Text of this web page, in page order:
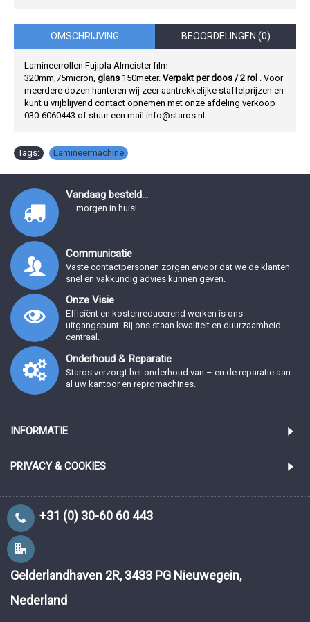
OMSCHRIJVING BEOORDELINGEN (0)
Lamineerrollen Fujipla Almeister film
320mm,75micron, glans 150meter. Verpakt per doos / 2 rol . Voor
meerdere dozen hanteren wij zeer aantrekkelijke staffelprijzen en
kunt u vrijblijvend contact opnemen met onze afdeling verkoop
030-6060443 of stuur een mail info@staros.nl
Tags: Lamineermachine
Vandaag besteld...
… morgen in huis!
Communicatie
Vaste contactpersonen zorgen ervoor dat we de klanten
snel en vakkundig advies kunnen geven.
Onze Visie
Efficiënt en kostenreducerend werken is ons
uitgangspunt. Bij ons staan kwaliteit en duurzaamheid
centraal.
Onderhoud & Reparatie
Staros verzorgt het onderhoud van – en de reparatie aan
al uw kantoor en repromachines.
INFORMATIE
PRIVACY & COOKIES
+31 (0) 30-60 60 443
Gelderlandhaven 2R, 3433 PG Nieuwegein,
Nederland